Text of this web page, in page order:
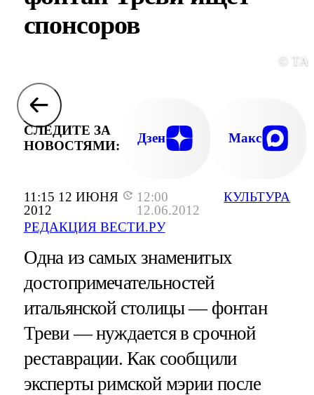
11:15 12 ИЮНЯ
2012
12:00
12.06.2012
РЕДАКЦИЯ ВЕСТИ.РУ
КУЛЬТУРА
спонсоров
©
СЛЕДИТЕ ЗА
НОВОСТЯМИ:
Дзен Макс
Одна из самых знаменитых
достопримечательностей
итальянской столицы — фонтан
Треви — нуждается в срочной
реставрации. Как сообщили
эксперты римской мэрии после